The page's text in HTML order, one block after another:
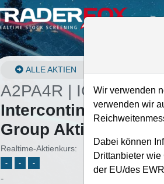
ALLE AKTIEN
A2PA4R | IC1H–
Intercontinental
Group Aktie
Realtime-Aktienkurs:
- - -
-
Wir verwenden
verwenden wir
Dabei können
Drittanbieter
der EU/des